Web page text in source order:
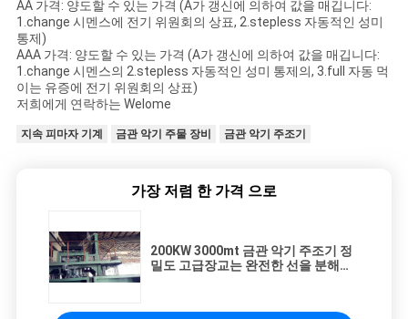
AA 가격: 양도할 수 있는 가격 (A가 갱신에 의하여 값을 매깁니다:
1.change 시멘스에 전기 위원회의 상표, 2.stepless 자동적인 성미
통제)
AAA 가격: 양도할 수 있는 가격 (A가 갱신에 의하여 값을 매깁니다:
1.change 시멘스의 2.stepless 자동적인 성미 통제의, 3.full 자동 먹
이는 유증에 전기 위원회의 상표)
저희에게 연락하는 Welome
지속 피마자 기계 금관 악기 주물 장비 금관 악기 주조기
가장 저렴 한 가격 으로
200KW 3000mt 금관 악기 주조기 정
밀도 고급장교는 완전한 선을 분해합